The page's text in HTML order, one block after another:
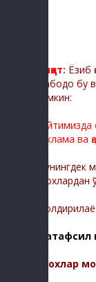
Диққат: Ёзиб
Мабодо бу
мумкин:
реклама
Шунингдек
-
Изохлар